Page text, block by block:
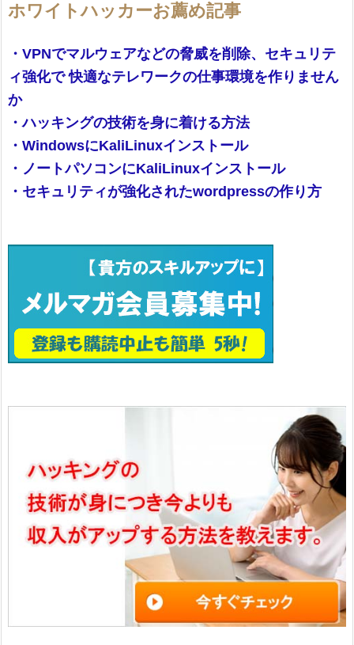
ホワイトハッカーお薦め記事
・VPNでマルウェアなどの脅威を削除、セキュリテ
ィ強化で 快適なテレワークの仕事環境を作りません
か
・ハッキングの技術を身に着ける方法
・WindowsにKaliLinuxインストール
・ノートパソコンにKaliLinuxインストール
・セキュリティが強化されたwordpressの作り方